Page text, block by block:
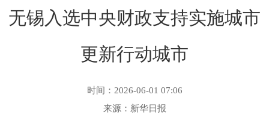
无锡入选中央财政支持实施城市
更新行动城市
时间：2026-06-01 07:06
来源：新华日报